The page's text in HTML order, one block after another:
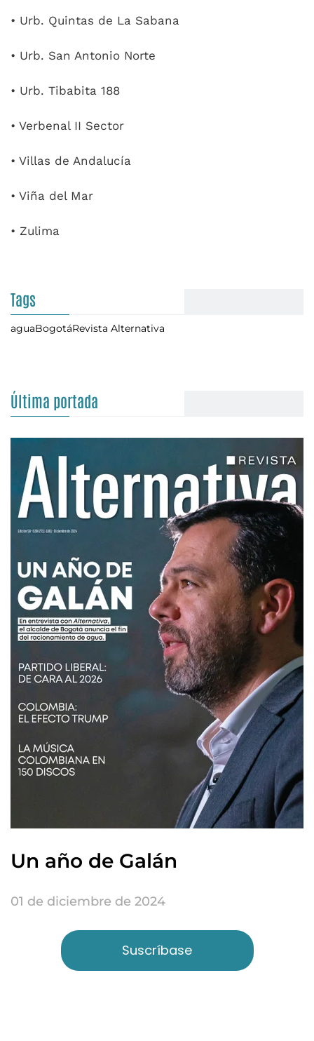
• Urb. Quintas de La Sabana
• Urb. San Antonio Norte
• Urb. Tibabita 188
• Verbenal II Sector
• Villas de Andalucía
• Viña del Mar
• Zulima
Tags
aguaBogotáRevista Alternativa
Última portada
Un año de Galán
01 de diciembre de 2024
Suscríbase